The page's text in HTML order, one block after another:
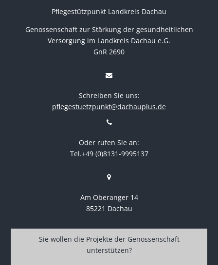
Pflegestützpunkt Landkreis Dachau
Genossenschaft zur Stärkung der gesundheitlichen
Versorgung im Landkreis Dachau e.G.
GnR 2690
Schreiben Sie uns:
pflegestuetzpunkt@dachauplus.de
Oder rufen Sie an:
Tel.+49 (0)8131-9995137
Am Oberanger 14
85221 Dachau
Sie wollen die Projekte der Genossenschaft
unterstützen?